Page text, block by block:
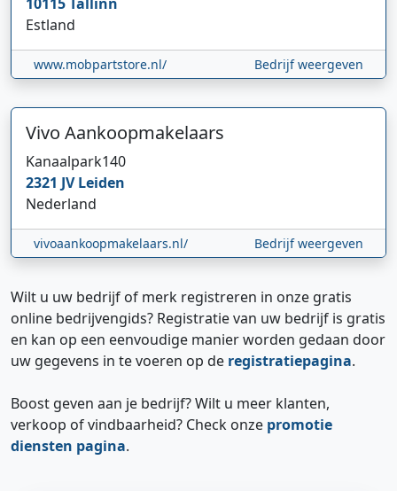
Estland
www.mobpartstore.nl/ Bedrijf weergeven
Vivo Aankoopmakelaars
Kanaalpark140
2321 JVLeiden
Nederland
vivoaankoopmakelaars.nl/ Bedrijf weergeven
Wilt u uw bedrijf of merk registreren in onze gratis
online bedrijvengids? Registratie van uw bedrijf is gratis
en kan op een eenvoudige manier worden gedaan door
uw gegevens in te voeren op de registratiepagina.
Boost geven aan je bedrijf? Wilt u meer klanten,
verkoop of vindbaarheid? Check onze promotie
diensten pagina.